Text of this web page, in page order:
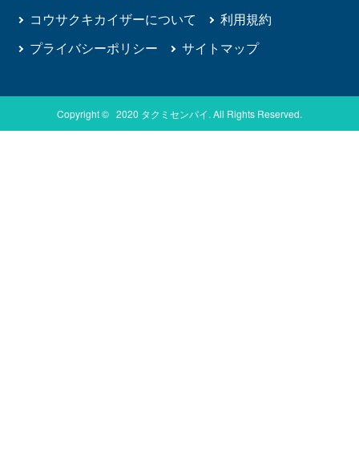
コウサクキカイザーについて
利用規約
プライバシーポリシー
サイトマップ
Copyright © 2020 タクミセンパイ. All Rights Reserved.